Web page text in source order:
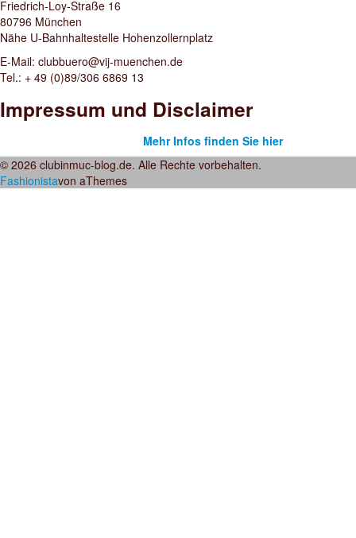
Friedrich-Loy-Straße 16
80796 München
Nähe U-Bahnhaltestelle Hohenzollernplatz
E-Mail: clubbuero@vij-muenchen.de
Tel.: + 49 (0)89/306 6869 13
Impressum und Disclaimer
Mehr Infos finden Sie hier
© 2026 clubinmuc-blog.de. Alle Rechte vorbehalten.
Fashionistavon aThemes